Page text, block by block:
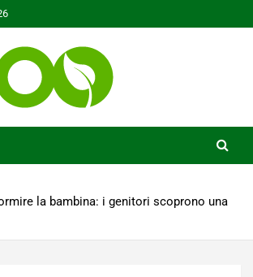
la bambina: i genitori scoprono una